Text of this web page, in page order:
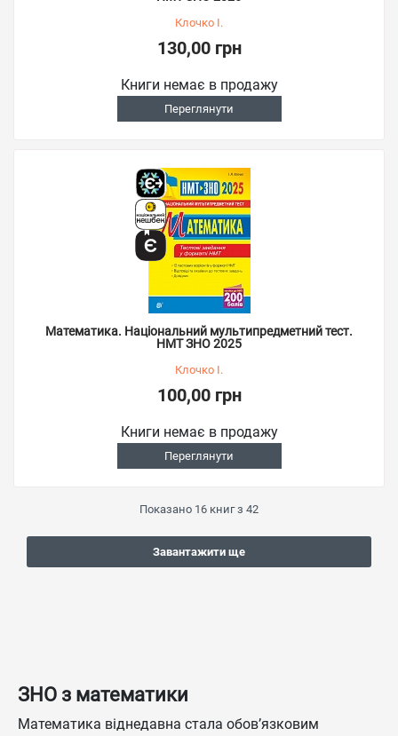
Клочко І.
130,00 грн
Книги немає в продажу
Переглянути
Математика. Національний мультипредметний тест.
НМТ ЗНО 2025
Клочко І.
100,00 грн
Книги немає в продажу
Переглянути
Показано 16 книг з 42
Завантажити ще
ЗНО з математики
Математика віднедавна стала обов’язковим